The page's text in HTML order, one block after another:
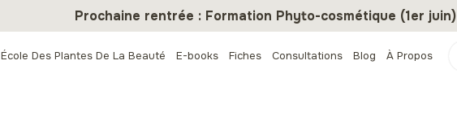
Prochaine rentrée : Formation Phyto-cosmétique (1er juin)
École Des Plantes De La Beauté E-books Fiches Consultations Blog À Propos